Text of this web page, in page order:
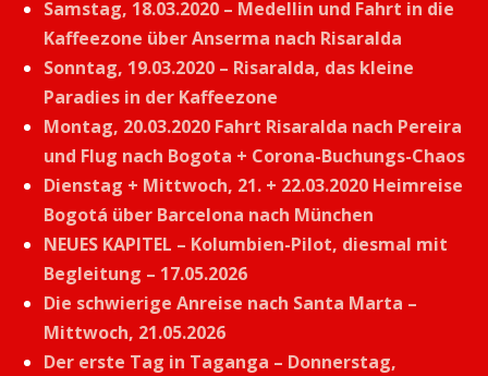
Samstag, 18.03.2020 – Medellin und Fahrt in die
Kaffeezone über Anserma nach Risaralda
Sonntag, 19.03.2020 – Risaralda, das kleine
Paradies in der Kaffeezone
Montag, 20.03.2020 Fahrt Risaralda nach Pereira
und Flug nach Bogota + Corona-Buchungs-Chaos
Dienstag + Mittwoch, 21. + 22.03.2020 Heimreise
Bogotá über Barcelona nach München
NEUES KAPITEL – Kolumbien-Pilot, diesmal mit
Begleitung – 17.05.2026
Die schwierige Anreise nach Santa Marta –
Mittwoch, 21.05.2026
Der erste Tag in Taganga – Donnerstag,